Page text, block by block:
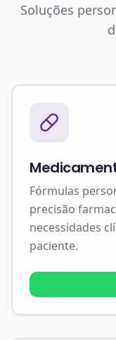
Soluções
Fórmulas
precisão
necessidades
paciente.